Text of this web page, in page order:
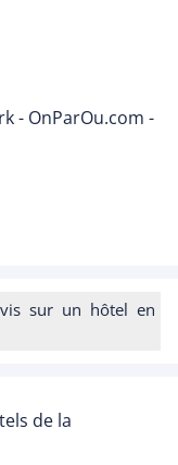
- OnParOu.com -
sur un hôtel en
de la